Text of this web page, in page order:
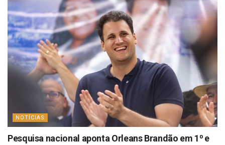
NOTÍCIAS
Pesquisa nacional aponta Orleans Brandão em 1⁰ e